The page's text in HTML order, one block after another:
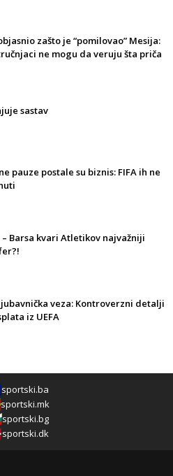
zašto je “pomilovao” Mesija:
ne mogu da veruju šta priča
sastav
pauze postale su biznis: FIFA ih ne
Barsa kvari Atletikov najvažniji
veza: Kontroverzni detalji
iz UEFA
sportski.ba
sportski.mk
sportski.bg
sportski.dk